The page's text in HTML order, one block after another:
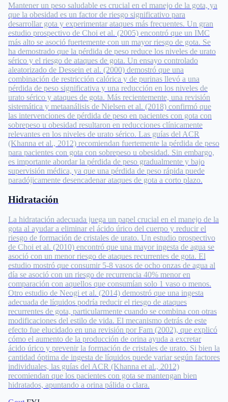
Mantener un peso saludable es crucial en el manejo de la gota, ya
que la obesidad es un factor de riesgo significativo para
desarrollar gota y experimentar ataques más frecuentes. Un gran
estudio prospectivo de Choi et al. (2005) encontró que un IMC
más alto se asoció fuertemente con un mayor riesgo de gota. Se
ha demostrado que la pérdida de peso reduce los niveles de urato
sérico y el riesgo de ataques de gota. Un ensayo controlado
aleatorizado de Dessein et al. (2000) demostró que una
combinación de restricción calórica y de purinas llevó a una
pérdida de peso significativa y una reducción en los niveles de
urato sérico y ataques de gota. Más recientemente, una revisión
sistemática y metaanálisis de Nielsen et al. (2018) confirmó que
las intervenciones de pérdida de peso en pacientes con gota con
sobrepeso u obesidad resultaron en reducciones clínicamente
relevantes en los niveles de urato sérico. Las guías del ACR
(Khanna et al., 2012) recomiendan fuertemente la pérdida de peso
para pacientes con gota con sobrepeso u obesidad. Sin embargo,
es importante abordar la pérdida de peso gradualmente y bajo
supervisión médica, ya que una pérdida de peso rápida puede
paradójicamente desencadenar ataques de gota a corto plazo.
Hidratación
La hidratación adecuada juega un papel crucial en el manejo de la
gota al ayudar a eliminar el ácido úrico del cuerpo y reducir el
riesgo de formación de cristales de urato. Un estudio prospectivo
de Choi et al. (2010) encontró que una mayor ingesta de agua se
asoció con un menor riesgo de ataques recurrentes de gota. El
estudio mostró que consumir 5-8 vasos de ocho onzas de agua al
día se asoció con un riesgo de recurrencia 40% menor en
comparación con aquellos que consumían solo 1 vaso o menos.
Otro estudio de Neogi et al. (2014) demostró que una ingesta
adecuada de líquidos podría reducir el riesgo de ataques
recurrentes de gota, particularmente cuando se combina con otras
modificaciones del estilo de vida. El mecanismo detrás de este
efecto fue elucidado en una revisión por Fam (2002), que explicó
cómo el aumento de la producción de orina ayuda a excretar
ácido úrico y prevenir la formación de cristales de urato. Si bien la
cantidad óptima de ingesta de líquidos puede variar según factores
individuales, las guías del ACR (Khanna et al., 2012)
recomiendan que los pacientes con gota se mantengan bien
hidratados, apuntando a orina pálida o clara.